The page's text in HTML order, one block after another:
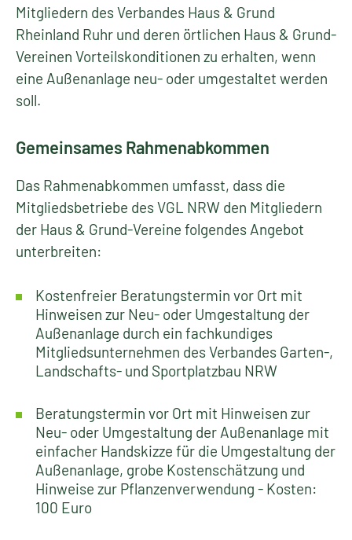
Mitgliedern des Verbandes Haus & Grund
Rheinland Ruhr und deren örtlichen Haus & Grund-
Vereinen Vorteilskonditionen zu erhalten, wenn
eine Außenanlage neu- oder umgestaltet werden
soll.
Gemeinsames Rahmenabkommen
Das Rahmenabkommen umfasst, dass die
Mitgliedsbetriebe des VGL NRW den Mitgliedern
der Haus & Grund-Vereine folgendes Angebot
unterbreiten:
Kostenfreier Beratungstermin vor Ort mit
Hinweisen zur Neu- oder Umgestaltung der
Außenanlage durch ein fachkundiges
Mitgliedsunternehmen des Verbandes Garten-,
Landschafts- und Sportplatzbau NRW
Beratungstermin vor Ort mit Hinweisen zur
Neu- oder Umgestaltung der Außenanlage mit
einfacher Handskizze für die Umgestaltung der
Außenanlage, grobe Kostenschätzung und
Hinweise zur Pflanzenverwendung - Kosten:
100 Euro